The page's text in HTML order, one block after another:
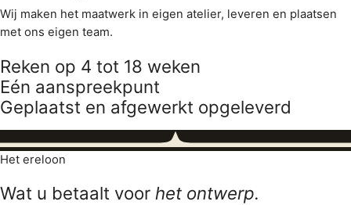
Wij maken het maatwerk in eigen atelier, leveren en plaatsen
met ons eigen team.
Reken op 4 tot 18 weken
Eén aanspreekpunt
Geplaatst en afgewerkt opgeleverd
Het ereloon
Wat u betaalt voor het ontwerp.